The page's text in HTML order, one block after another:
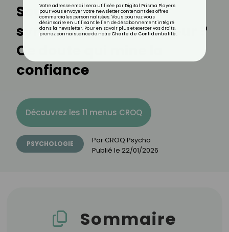
Souffrez-vous du
syndrome de l’imposteur ?
Ce doute qui mine la
confiance
Découvrez les 11 menus CROQ
PSYCHOLOGIE Par CROQ Psycho
Publié le 22/01/2026
Sommaire
Votre adresse email sera utilisée par Digital Prisma Players
pour vous envoyer votre newsletter contenant des offres
commerciales personnalisées. Vous pourrez vous
désinscrire en utilisant le lien de désabonnement intégré
dans la newsletter. Pour en savoir plus et exercer vos droits,
prenez connaissance de notre Charte de Confidentialité.